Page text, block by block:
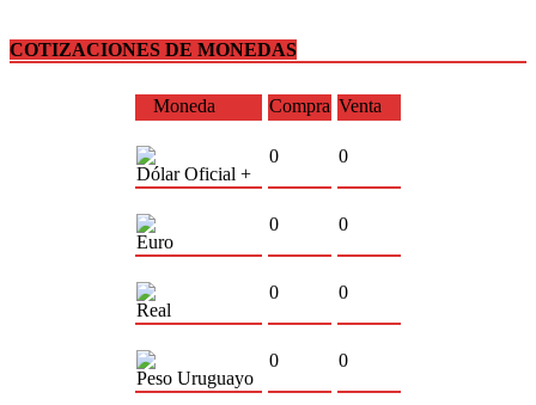
COTIZACIONES DE MONEDAS
Moneda Compra Venta
Dólar Oficial +
0 0
Euro
0 0
Real
0 0
Peso Uruguayo
0 0